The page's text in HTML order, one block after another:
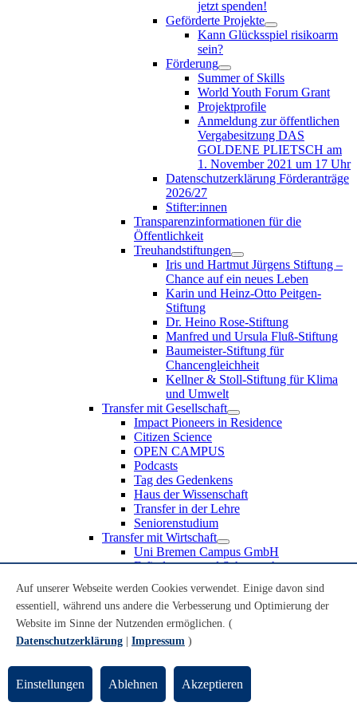
jetzt spenden!
Geförderte Projekte
Kann Glücksspiel risikoarm
sein?
Förderung
Summer of Skills
World Youth Forum Grant
Projektprofile
Anmeldung zur öffentlichen
Vergabesitzung DAS
GOLDENE PLIETSCH am
1. November 2021 um 17 Uhr
Datenschutzerklärung Förderanträge
2026/27
Stifter:innen
Transparenzinformationen für die
Öffentlichkeit
Treuhandstiftungen
Iris und Hartmut Jürgens Stiftung –
Chance auf ein neues Leben
Karin und Heinz-Otto Peitgen-
Stiftung
Dr. Heino Rose-Stiftung
Manfred und Ursula Fluß-Stiftung
Baumeister-Stiftung für
Chancengleichheit
Kellner & Stoll-Stiftung für Klima
und Umwelt
Transfer mit Gesellschaft
Impact Pioneers in Residence
Citizen Science
OPEN CAMPUS
Podcasts
Tag des Gedenkens
Haus der Wissenschaft
Transfer in der Lehre
Seniorenstudium
Transfer mit Wirtschaft
Uni Bremen Campus GmbH
Erfindungen und Schutzrechte
Recruiting an der Universität Bremen
Weiterbildung an der Universität Bremen
Transfer mit Schule
Schülerinnen und Schüler
Schulklassen
Lehrkräfte
Gründungsunterstützung
Auf unserer Webseite werden Cookies verwendet. Einige davon sind
essentiell, während uns andere die Verbesserung und Optimierung der
Website im Sinne der Nutzenden ermöglichen. (
Datenschutzerklärung
Impressum )
Einstellungen Ablehnen Akzeptieren